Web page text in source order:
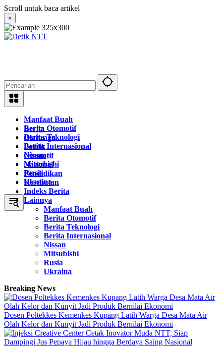
Langsung
ke
konten
Scroll untuk baca artikel
×
Manfaat Buah
Berita Otomotif
Berita Teknologi
Berita Internasional
Nissan
Mitsubishi
Rusia
Ukraina
Berita
Olahraga
Politik
Otomotif
Nasional
Pendidikan
Kesehatan
Indeks Berita
Lainnya
Manfaat Buah
Berita Otomotif
Berita Teknologi
Berita Internasional
Nissan
Mitsubishi
Rusia
Ukraina
Breaking News
Dosen Poltekkes Kemenkes Kupang Latih Warga Desa Mata Air
Olah Kelor dan Kunyit Jadi Produk Bernilai Ekonomi